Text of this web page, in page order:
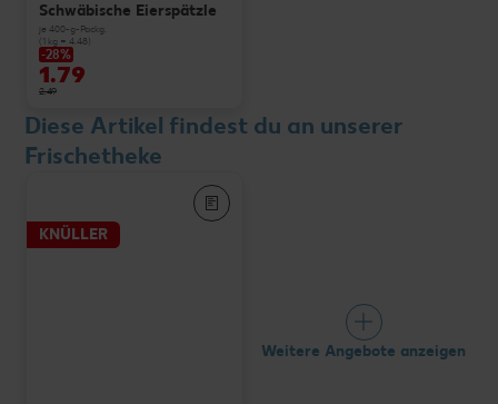
Schwäbische Eierspätzle
je 400-g-Packg.
(1 kg = 4.48)
-28%
1.79
2.49
Diese Artikel findest du an unserer
Frischetheke
KNÜLLER
Weitere Angebote anzeigen